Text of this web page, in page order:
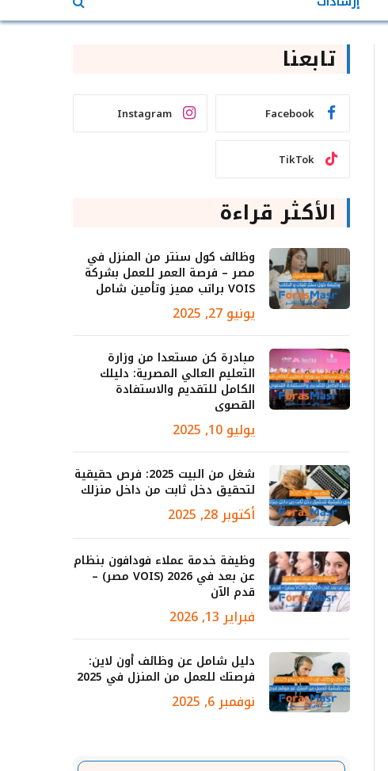
تابعنا
Facebook
Instagram
TikTok
الأكثر قراءة
وظائف كول سنتر من المنزل في
مصر – فرصة العمر للعمل بشركة
VOIS براتب مميز وتأمين شامل
يونيو 27, 2025
مبادرة كن مستعدا من وزارة
التعليم العالي المصرية: دليلك
الكامل للتقديم والاستفادة
القصوى
يوليو 10, 2025
شغل من البيت 2025: فرص حقيقية
لتحقيق دخل ثابت من داخل منزلك
أكتوبر 28, 2025
وظيفة خدمة عملاء فودافون بنظام
عن بعد في 2026 (VOIS مصر) –
قدم الآن
فبراير 13, 2026
دليل شامل عن وظائف أون لاين:
فرصتك للعمل من المنزل في 2025
نوفمبر 6, 2025